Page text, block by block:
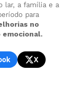
lar, a família e a
para
no
X